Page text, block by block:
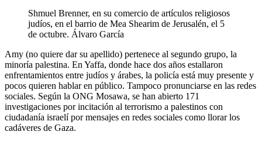
Shmuel Brenner, en su comercio de artículos religiosos
judíos, en el barrio de Mea Shearim de Jerusalén, el 5
de octubre. Álvaro García
Amy (no quiere dar su apellido) pertenece al segundo grupo, la
minoría palestina. En Yaffa, donde hace dos años estallaron
enfrentamientos entre judíos y árabes, la policía está muy presente y
pocos quieren hablar en público. Tampoco pronunciarse en las redes
sociales. Según la ONG Mosawa, se han abierto 171
investigaciones por incitación al terrorismo a palestinos con
ciudadanía israelí por mensajes en redes sociales como llorar los
cadáveres de Gaza.